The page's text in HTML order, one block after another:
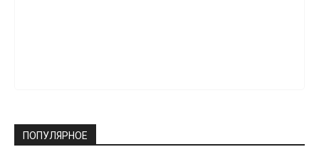
ПОПУЛЯРНОЕ